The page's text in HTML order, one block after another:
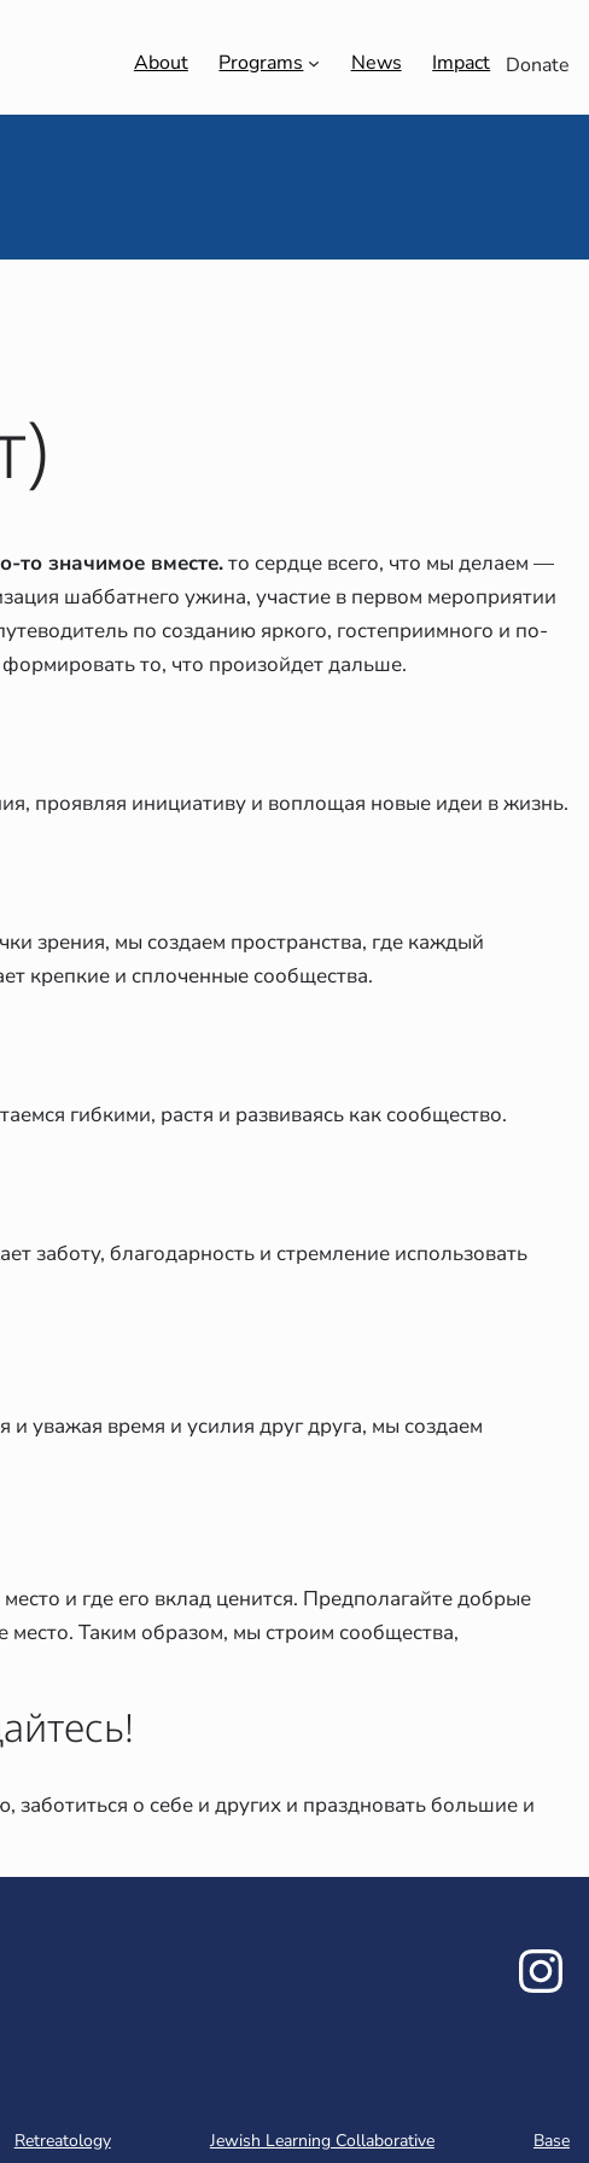
About Programs News Impact Donate
то значимое вместе.то сердце всего, что мы делаем —
шаббатнего ужина, участие в первом мероприятии
по созданию яркого, гостеприимного и по-
то, что произойдет дальше.
проявляя инициативу и воплощая новые идеи в жизнь.
зрения, мы создаем пространства, где каждый
крепкие и сплоченные сообщества.
гибкими, растя и развиваясь как сообщество.
заботу, благодарность и стремление использовать
уважая время и усилия друг друга, мы создаем
и где его вклад ценится. Предполагайте добрые
место. Таким образом, мы строим сообщества,
о себе и других и праздновать большие и
Retreatology Jewish Learning Collaborative Base